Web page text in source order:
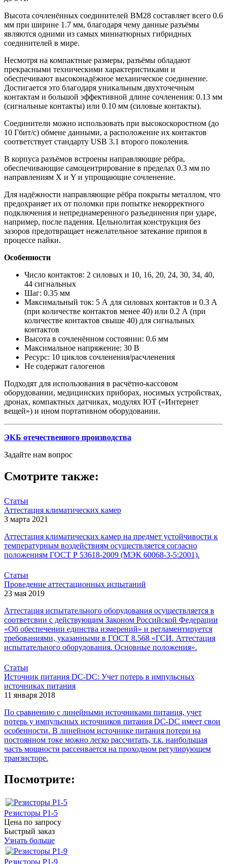
Высота сочленённых соединителей BM28 составляет всего 0.6
мм при ширине 1.7 мм, благодаря чему данные разъёмы
являются одними из самых миниатюрных гибридных
соединителей в мире.
Несмотря на компактные размеры, разъёмы обладают
прекрасными техническими характеристиками и
обеспечивают высоконадёжное механическое соединение.
Достигается это благодаря уникальным двухточечным
контактам и большой эффективной длине сочленения: 0.13 мм
(сигнальные контакты) или 0.10 мм (силовые контакты).
Соединители можно использовать при высокоскоростном (до
10 Гбит/с) обмене данными, а расположение их контактов
соответствует стандарту USB 3.1 второго поколения.
В корпуса разъёмов встроены направляющие рёбра,
обеспечивающие самоцентрирование в пределах 0.3 мм по
направлениям X и Y и упрощающие сочленение.
Для надёжности направляющие рёбра покрыты металлом, что
предохраняет их от поломки при попытке некорректного
подключения и непреднамеренного разъединения при ударе,
например, после падения. Цельнолитая конструкция без
зазоров предотвращает нежелательное затекание припоя в
процессе пайки.
Особенности
Число контактов: 2 силовых и 10, 16, 20, 24, 30, 34, 40,
44 сигнальных
Шаг: 0.35 мм
Максимальный ток: 5 А для силовых контактов и 0.3 А
(при количестве контактов менее 40) или 0.2 А (при
количестве контактов свыше 40) для сигнальных
контактов
Высота в сочленённом состоянии: 0.6 мм
Максимальное напряжение: 30 В
Ресурс: 10 циклов сочленения/расчленения
Не содержат галогенов
Подходят для использования в расчётно-кассовом
оборудовании, медицинских приборах, носимых устройствах,
дронах, компактных датчиках, модулях IOT («Интернет
вещей») и ином портативном оборудовании.
ЭКБ отечественного производства
Задайте нам вопрос
Смотрите также:
Статьи
Аттестация климатических камер
3 марта 2021
Аттестация климатических камер на предмет устойчивости к
температурным воздействиям осуществляется согласно
положениям ГОСТ Р 53618-2009 (МЭК 60068-3-5:2001).
Статьи
Проведение аттестационных испытаний
23 мая 2019
Аттестация испытательного оборудования осуществляется в
соответсвии с действующим Законом Российской Федерации
«Об обеспечении единства измерений» и регламентируется
требованиями, указанными в ГОСТ 8.568 «ГСИ. Аттестация
испытательного оборудования. Основные положения».
Статьи
Источник питания DC-DC: Учет потерь в импульсных
источниках питания
11 января 2018
По сравнению с линейными источниками питания, учет
потерь у импульсных источников питания DC-DC имеет свои
особенности. В линейном источнике питания потери на
постоянном токе можно легко рассчитать, т.к. наибольшая
часть мощности рассеивается на проходном регулирующем
транзисторе.
Посмотрите:
Резисторы Р1-5
Цена по запросу
Быстрый заказ
Узнать больше
Резисторы Р1-9